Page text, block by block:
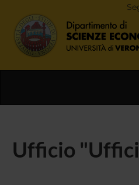
Ufficio